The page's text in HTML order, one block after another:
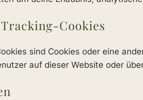
Cookies
sind Cookies oder eine
auf dieser Website oder